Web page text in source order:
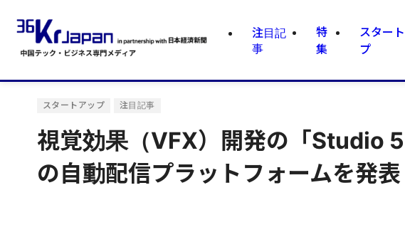
注目記
事
特
集
スター
プ
スタートアップ 注目記事
視覚効果（VFX）開発の「Studio
の自動配信プラットフォームを発表